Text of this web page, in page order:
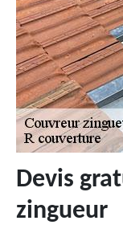
Devis
zingueur